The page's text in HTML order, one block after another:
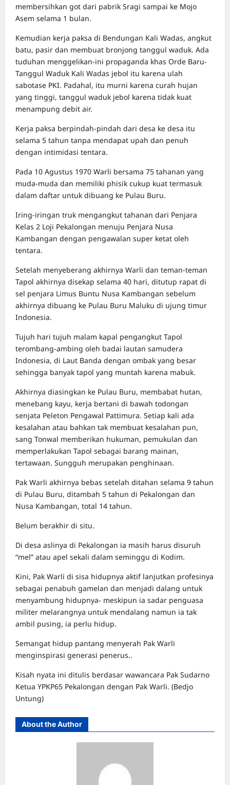
membersihkan got dari pabrik Sragi sampai ke Mojo
Asem selama 1 bulan.
Kemudian kerja paksa di Bendungan Kali Wadas, angkut
batu, pasir dan membuat bronjong tanggul waduk. Ada
tuduhan menggelikan-ini propaganda khas Orde Baru-
Tanggul Waduk Kali Wadas jebol itu karena ulah
sabotase PKI. Padahal, itu murni karena curah hujan
yang tinggi, tanggul waduk jebol karena tidak kuat
menampung debit air.
Kerja paksa berpindah-pindah dari desa ke desa itu
selama 5 tahun tanpa mendapat upah dan penuh
dengan intimidasi tentara.
Pada 10 Agustus 1970 Warli bersama 75 tahanan yang
muda-muda dan memiliki phisik cukup kuat termasuk
dalam daftar untuk dibuang ke Pulau Buru.
Iring-iringan truk mengangkut tahanan dari Penjara
Kelas 2 Loji Pekalongan menuju Penjara Nusa
Kambangan dengan pengawalan super ketat oleh
tentara.
Setelah menyeberang akhirnya Warli dan teman-teman
Tapol akhirnya disekap selama 40 hari, ditutup rapat di
sel penjara Limus Buntu Nusa Kambangan sebelum
akhirnya dibuang ke Pulau Buru Maluku di ujung timur
Indonesia.
Tujuh hari tujuh malam kapal pengangkut Tapol
terombang-ambing oleh badai lautan samudera
Indonesia, di Laut Banda dengan ombak yang besar
sehingga banyak tapol yang muntah karena mabuk.
Akhirnya diasingkan ke Pulau Buru, membabat hutan,
menebang kayu, kerja bertani di bawah todongan
senjata Peleton Pengawal Pattimura. Setiap kali ada
kesalahan atau bahkan tak membuat kesalahan pun,
sang Tonwal memberikan hukuman, pemukulan dan
memperlakukan Tapol sebagai barang mainan,
tertawaan. Sungguh merupakan penghinaan.
Pak Warli akhirnya bebas setelah ditahan selama 9 tahun
di Pulau Buru, ditambah 5 tahun di Pekalongan dan
Nusa Kambangan, total 14 tahun.
Belum berakhir di situ.
Di desa aslinya di Pekalongan ia masih harus disuruh
“mel” atau apel sekali dalam seminggu di Kodim.
Kini, Pak Warli di sisa hidupnya aktif lanjutkan profesinya
sebagai penabuh gamelan dan menjadi dalang untuk
menyambung hidupnya- meskipun ia sadar penguasa
militer melarangnya untuk mendalang namun ia tak
ambil pusing, ia perlu hidup.
Semangat hidup pantang menyerah Pak Warli
menginspirasi generasi penerus..
Kisah nyata ini ditulis berdasar wawancara Pak Sudarno
Ketua YPKP65 Pekalongan dengan Pak Warli. (Bedjo
Untung)
About the Author